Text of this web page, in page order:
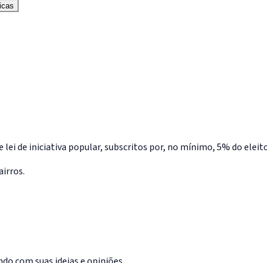
lei de iniciativa popular, subscritos por, no mínimo, 5% do